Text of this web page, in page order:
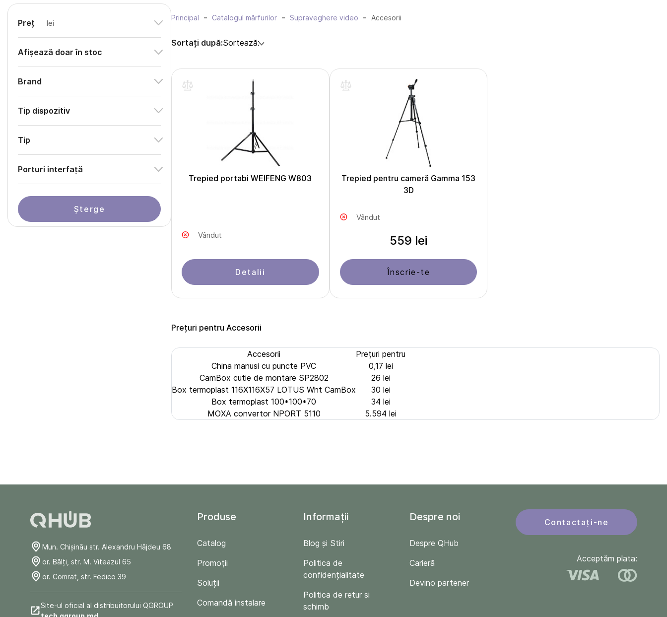
Preț lei
Afișează doar în stoc
Brand
Tip dispozitiv
Tip
Porturi interfață
Șterge
Principal Catalogul mărfurilor Supraveghere video Accesorii
Sortați după:Sortează:
Trepied portabi WEIFENG W803
Vândut
Detalii
Trepied pentru cameră Gamma 153
3D
Vândut
559 lei
Înscrie-te
Prețuri pentru Accesorii
Accesorii
Prețuri pentru
China manusi cu puncte PVC
0,17 lei
CamBox cutie de montare SP2802
26 lei
Box termoplast 116X116X57 LOTUS Wht CamBox
30 lei
Box termoplast 100*100*70
34 lei
MOXA convertor NPORT 5110
5.594 lei
Mun. Chişinău str. Alexandru Hâjdeu 68
or. Bălți, str. M. Viteazul 65
or. Comrat, str. Fedico 39
Site-ul oficial al distribuitorului QGROUP
Produse
Catalog
Promoții
Soluții
Comandă instalare
Informații
Blog și Stiri
Politica de
confidențialitate
Politica de retur si
schimb
Despre noi
Despre QHub
Carieră
Devino partener
Contactați-ne
Acceptăm plata: